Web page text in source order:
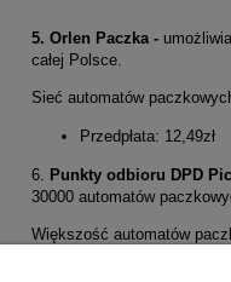
5. Orlen Paczka -
całej Polsce.
Sieć automatów
Przedpłata: 12,49zł
6. Punkty odbioru DPD
30000 automatów
Większość automatów